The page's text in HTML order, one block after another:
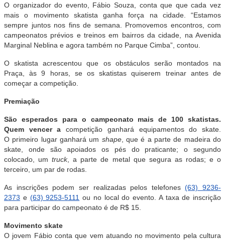
O organizador do evento, Fábio Souza, conta que que cada vez
mais o movimento skatista ganha força na cidade. “Estamos
sempre juntos nos fins de semana. Promovemos encontros, com
campeonatos prévios e treinos em bairros da cidade, na Avenida
Marginal Neblina e agora também no Parque Cimba”, contou.
O skatista acrescentou que os obstáculos serão montados na
Praça, às 9 horas, se os skatistas quiserem treinar antes de
começar a competição.
Premiação
São esperados para o campeonato mais de 100 skatistas.
Quem vencer a competição ganhará equipamentos do skate.
O primeiro lugar ganhará um shape, que é a parte de madeira do
skate, onde são apoiados os pés do praticante; o segundo
colocado, umtruck, a parte de metal que segura as rodas; e o
terceiro, um par de rodas.
As inscrições podem ser realizadas pelos telefones(63) 9236-
2373 e (63) 9253-5111 ou no local do evento. A taxa de inscrição
para participar do campeonato é de R$ 15.
Movimento skate
O jovem Fábio conta que vem atuando no movimento pela cultura